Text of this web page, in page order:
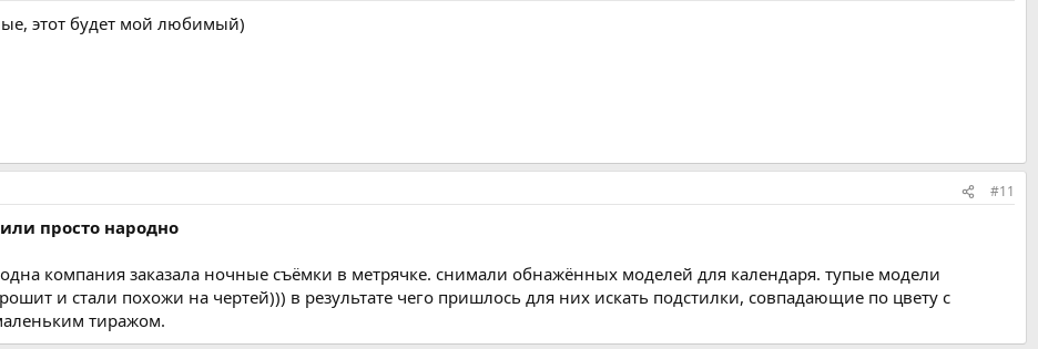
этот будет мой любимый)
#11
просто народно
одна компания заказала ночные съёмки в метрячке. снимали обнажённых моделей для календаря. тупые модели
и стали похожи на чертей))) в результате чего пришлось для них искать подстилки, совпадающие по цвету с
тиражом.